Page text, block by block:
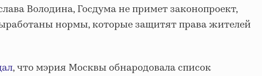
Володина, Госдума не примет законопроект,
нормы, которые защитят права жителей
, что мэрия Москвы обнародовала список